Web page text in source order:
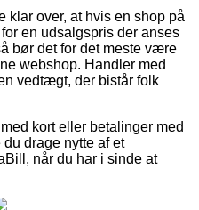
klar over, at hvis en shop på
en udsalgspris der anses
bør det for det meste være
webshop. Handler med
vedtægt, der bistår folk
kort eller betalinger med
drage nytte af et
når du har i sinde at